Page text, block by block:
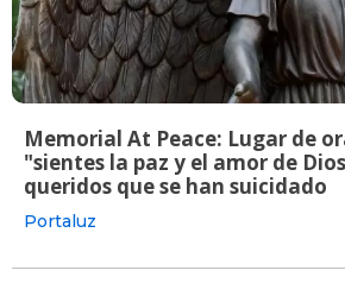
Memorial At Peace: Lugar de
"sientes la paz y el amor de
queridos que se han suicidado
Portaluz